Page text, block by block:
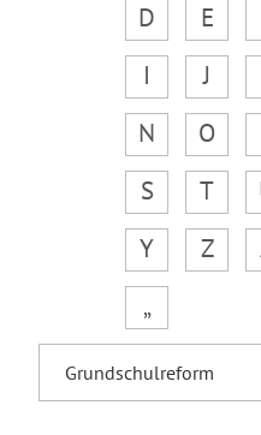
D
E
I
J
N
O
S
T
Y
Z
„